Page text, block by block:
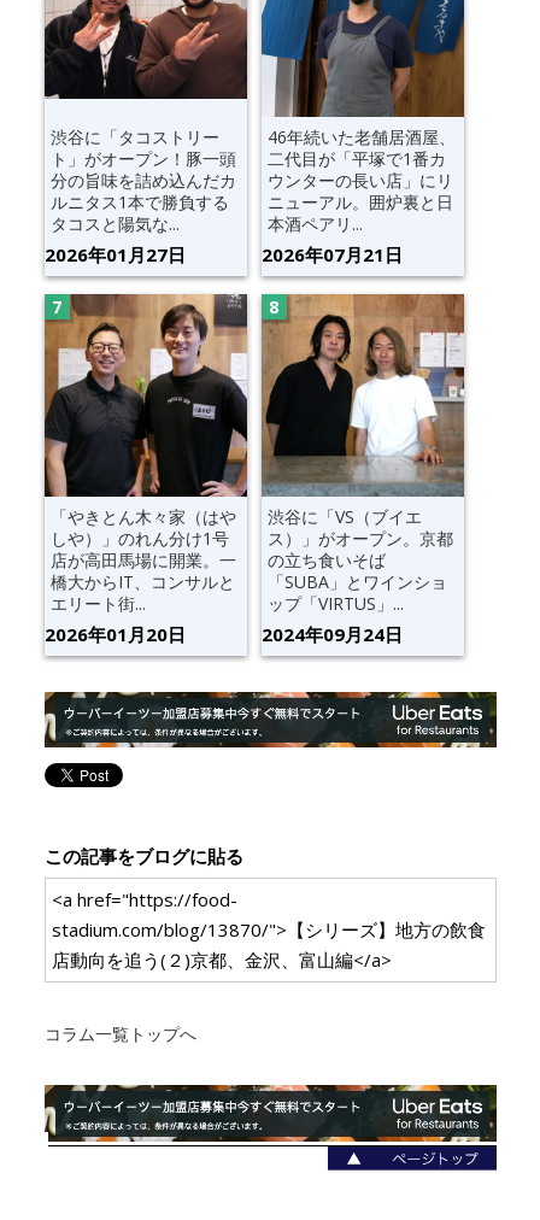
渋谷に「タコストリー
ト」がオープン！豚一頭
分の旨味を詰め込んだカ
ルニタス1本で勝負する
タコスと陽気な...
2026年01月27日
46年続いた老舗居酒屋、
二代目が「平塚で1番カ
ウンターの長い店」にリ
ニューアル。囲炉裏と日
本酒ペアリ...
2026年07月21日
「やきとん木々家（はや
しや）」のれん分け1号
店が高田馬場に開業。一
橋大からIT、コンサルと
エリート街...
2026年01月20日
渋谷に「VS（ブイエ
ス）」がオープン。京都
の立ち食いそば
「SUBA」とワインショ
ップ「VIRTUS」...
2024年09月24日
この記事をブログに貼る
<a href="https://food-
stadium.com/blog/13870/">【シリーズ】地方の飲食
店動向を追う(２)京都、金沢、富山編</a>
コラム一覧トップへ